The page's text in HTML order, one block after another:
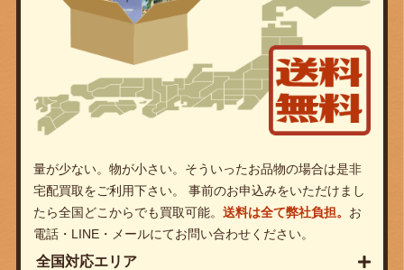
量が少ない。物が小さい。そういったお品物の場合は是非
宅配買取をご利用下さい。 事前のお申込みをいただけまし
たら全国どこからでも買取可能。 送料は全て弊社負担。 お
電話・LINE・メールにてお問い合わせください。
全国対応エリア